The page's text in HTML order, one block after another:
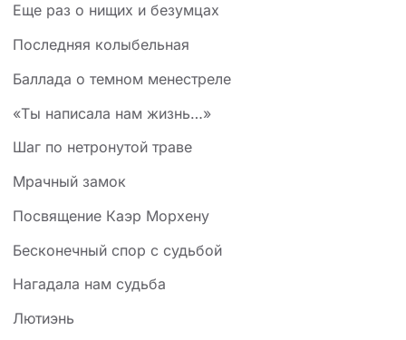
Еще раз о нищих и безумцах
Последняя колыбельная
Баллада о темном менестреле
«Ты написала нам жизнь…»
Шаг по нетронутой траве
Мрачный замок
Посвящение Каэр Морхену
Бесконечный спор с судьбой
Нагадала нам судьба
Лютиэнь